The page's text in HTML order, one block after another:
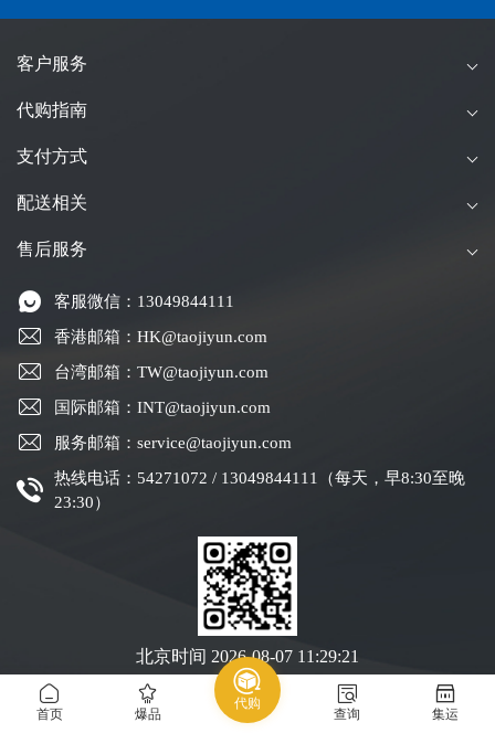
首页 爆品
代购
查询 集运
客户服务
代购指南
支付方式
配送相关
售后服务
客服微信：13049844111
香港邮箱：HK@taojiyun.com
台湾邮箱：TW@taojiyun.com
国际邮箱：INT@taojiyun.com
服务邮箱：service@taojiyun.com
热线电话：54271072 / 13049844111（每天，早8:30至晚
23:30）
北京时间 2026-08-07 11:29:22
Copyright © 2019-2025 深圳市跨进物流有限公司版权所有粤ICP备19088004号-1